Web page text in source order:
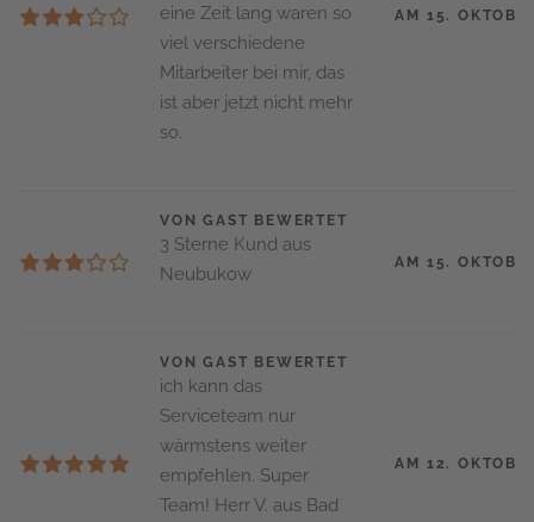
eine Zeit lang waren so
viel verschiedene
Mitarbeiter bei mir, das
ist aber jetzt nicht mehr
so.
AM 15.
VON GAST BEWERTET
3 Sterne Kund aus
Neubukow
AM 15.
VON GAST BEWERTET
ich kann das
Serviceteam nur
wärmstens weiter
empfehlen. Super
Team! Herr V. aus Bad
AM 12.